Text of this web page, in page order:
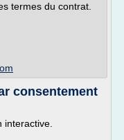
termes du contrat.
consentement
interactive.